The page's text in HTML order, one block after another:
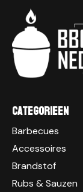
Categorieen
Barbecues
Accessoires
Brandstof
Rubs & Sauzen